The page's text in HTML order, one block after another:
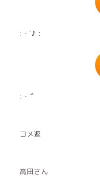
:・'♪.:
:・'゜
コメ返
高田さん